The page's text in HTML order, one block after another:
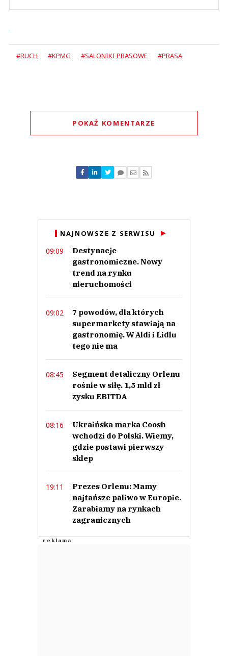
#RUCH #KPMG #SALONIKI PRASOWE #PRASA
POKAŻ KOMENTARZE
Nie znaleziono komentarzy
Zostaw swoje komentarze
NAJNOWSZE Z SERWISU
09:09
Destynacje
gastronomiczne. Nowy
trend na rynku
nieruchomości
09:02
7 powodów, dla których
supermarkety stawiają na
gastronomię. W Aldi i Lidlu
tego nie ma
08:45
Segment detaliczny Orlenu
rośnie w siłę. 1,5 mld zł
zysku EBITDA
08:16
Ukraińska marka Coosh
wchodzi do Polski. Wiemy,
gdzie postawi pierwszy
sklep
19:11
Prezes Orlenu: Mamy
najtańsze paliwo w Europie.
Zarabiamy na rynkach
zagranicznych